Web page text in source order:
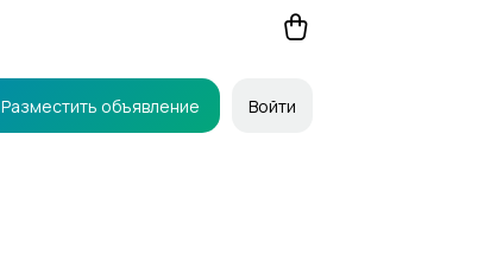
Разместить объявление Войти